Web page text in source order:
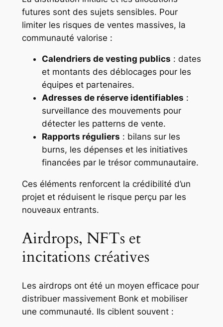
futures sont des sujets sensibles. Pour
limiter les risques de ventes massives, la
communauté valorise :
Calendriers de vesting publics : dates
et montants des déblocages pour les
équipes et partenaires.
Adresses de réserve identifiables :
surveillance des mouvements pour
détecter les patterns de vente.
Rapports réguliers : bilans sur les
burns, les dépenses et les initiatives
financées par le trésor communautaire.
Ces éléments renforcent la crédibilité d’un
projet et réduisent le risque perçu par les
nouveaux entrants.
Airdrops, NFTs et
incitations créatives
Les airdrops ont été un moyen efficace pour
distribuer massivement Bonk et mobiliser
une communauté. Ils ciblent souvent :